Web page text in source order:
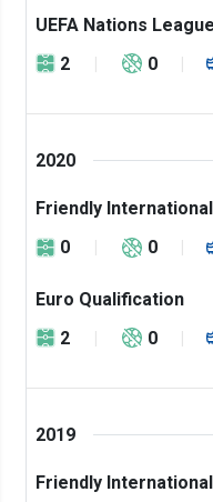
UEFA Nations League
2
0
2020
Friendly International
0
0
Euro Qualification
2
0
2019
Friendly International